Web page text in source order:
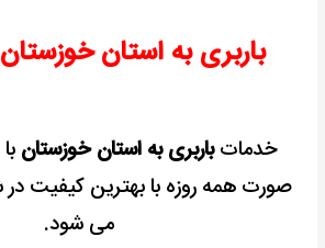
باربری به استان
خدماتباربری به استان خوزستان
صورت همه روزه با بهترین کیفیت در
می شود.